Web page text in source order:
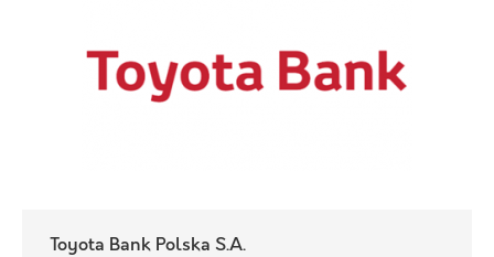
Toyota Bank Polska S.A.